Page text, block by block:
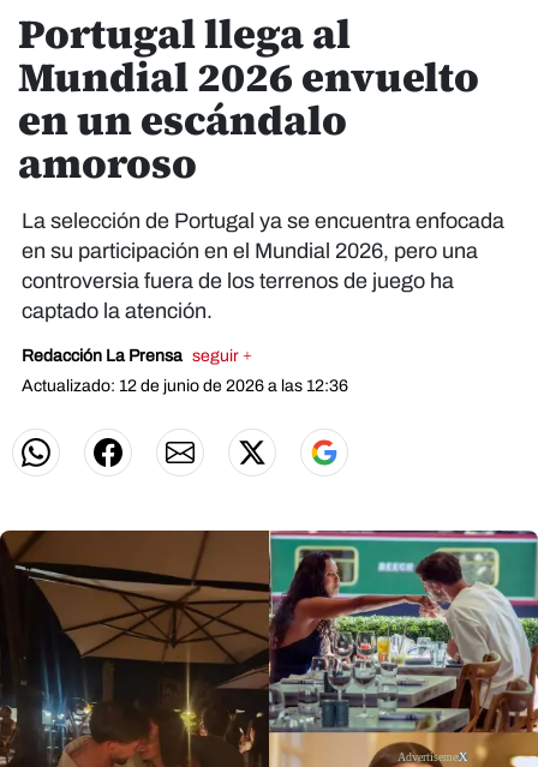
Portugal llega al
Mundial 2026 envuelto
en un escándalo
amoroso
La selección de Portugal ya se encuentra enfocada
en su participación en el Mundial 2026, pero una
controversia fuera de los terrenos de juego ha
captado la atención.
Redacción La Prensa seguir +
Actualizado: 12 de junio de 2026 a las 12:36
X